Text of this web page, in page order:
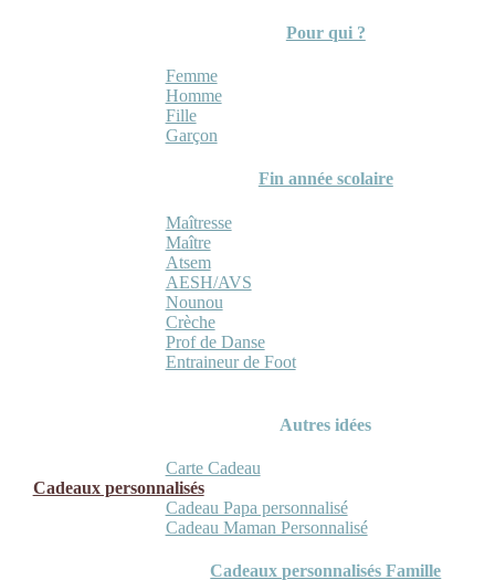
Pour qui ?
Femme
Homme
Fille
Garçon
Fin année scolaire
Maîtresse
Maître
Atsem
AESH/AVS
Nounou
Crèche
Prof de Danse
Entraineur de Foot
Autres idées
Carte Cadeau
Cadeaux personnalisés
Cadeau Papa personnalisé
Cadeau Maman Personnalisé
Cadeaux personnalisés Famille